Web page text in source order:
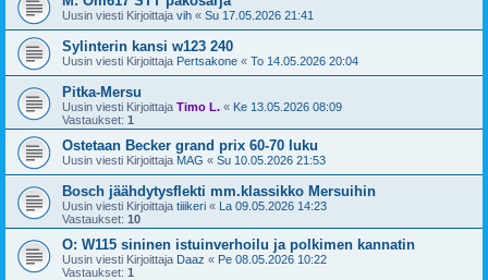
Uusin viesti Kirjoittaja vih « Su 17.05.2026 21:41
Sylinterin kansi w123 240
Uusin viesti Kirjoittaja Pertsakone « To 14.05.2026 20:04
Pitka-Mersu
Uusin viesti Kirjoittaja Timo L. « Ke 13.05.2026 08:09
Vastaukset: 1
Ostetaan Becker grand prix 60-70 luku
Uusin viesti Kirjoittaja MAG « Su 10.05.2026 21:53
Bosch jäähdytysflekti mm.klassikko Mersuihin
Uusin viesti Kirjoittaja tiiikeri « La 09.05.2026 14:23
Vastaukset: 10
O: W115 sininen istuinverhoilu ja polkimen kannatin
Uusin viesti Kirjoittaja Daaz « Pe 08.05.2026 10:22
Vastaukset: 1